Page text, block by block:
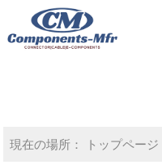
現在の場所： トップページ